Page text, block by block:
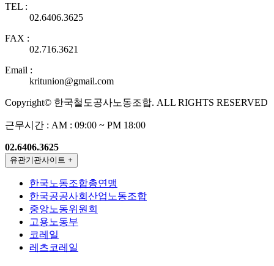
TEL :
02.6406.3625
FAX :
02.716.3621
Email :
kritunion@gmail.com
Copyright© 한국철도공사노동조합. ALL RIGHTS RESERVED
근무시간 : AM : 09:00 ~ PM 18:00
02.6406.3625
유관기관사이트 +
한국노동조합총연맹
한국공공사회산업노동조합
중앙노동위원회
고용노동부
코레일
레츠코레일